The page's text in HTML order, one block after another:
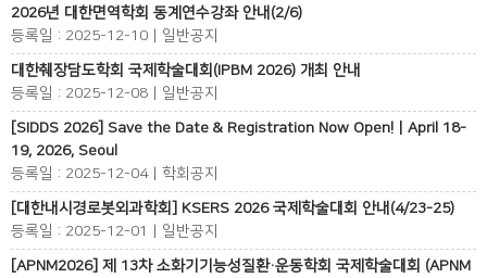
2026년 대한면역학회 동계연수강좌 안내(2/6)
등록일 : 2025-12-10 | 일반공지
대한췌장담도학회 국제학술대회(IPBM 2026) 개최 안내
등록일 : 2025-12-08 | 일반공지
[SIDDS 2026] Save the Date & Registration Now Open! | April 18-
19, 2026, Seoul
등록일 : 2025-12-04 | 학회공지
[대한내시경로봇외과학회] KSERS 2026 국제학술대회 안내(4/23-25)
등록일 : 2025-12-01 | 일반공지
[APNM2026] 제 13차 소화기기능성질환·운동학회 국제학술대회 (APNM